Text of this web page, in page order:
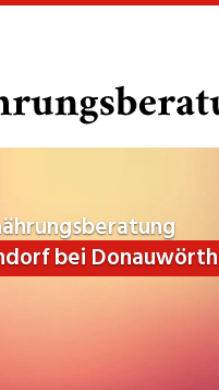
bei Donauwörth